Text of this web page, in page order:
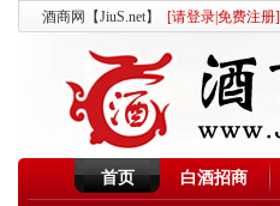
酒商网【JiuS.net】 [请登录免费注册]
首页 白酒招商